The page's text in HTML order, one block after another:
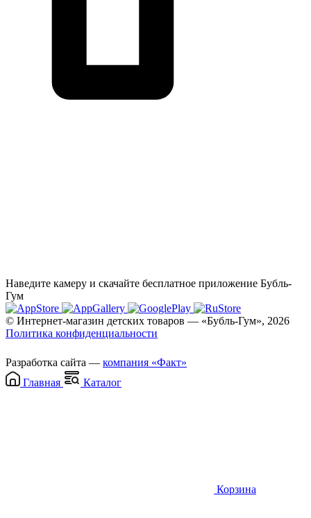
Наведите камеру и скачайте бесплатное приложение Бубль-
Гум
© Интернет-магазин детских товаров — «Бубль-Гум», 2026
Политика конфиденциальности
Разработка сайта — компания «Факт»
Главная
Каталог
Корзина